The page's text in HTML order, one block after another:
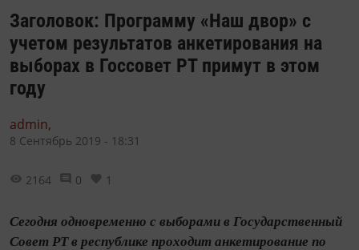
Заголовок: Программу «Наш двор» с
учетом результатов анкетирования на
выборах в Госсовет РТ примут в этом
году
admin,
8 Сентябрь 2019 - 18:31
2164 0 1
Сегодня одновременно с выборами в Государственный
Совет РТ в республике проходит анкетирование по